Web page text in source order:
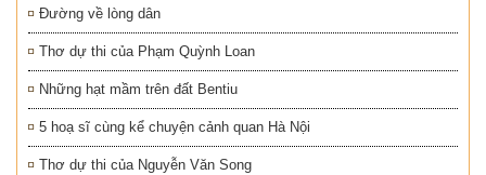
Đường về lòng dân
Thơ dự thi của Phạm Quỳnh Loan
Những hạt mầm trên đất Bentiu
5 hoạ sĩ cùng kể chuyện cảnh quan Hà Nội
Thơ dự thi của Nguyễn Văn Song